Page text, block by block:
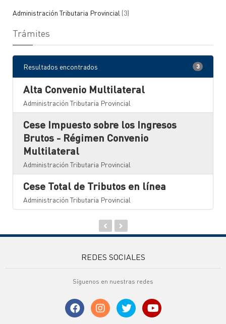
Administración Tributaria Provincial (3)
Trámites
Resultados encontrados 3
Alta Convenio Multilateral
Administración Tributaria Provincial
Cese Impuesto sobre los Ingresos
Brutos - Régimen Convenio
Multilateral
Administración Tributaria Provincial
Cese Total de Tributos en línea
Administración Tributaria Provincial
REDES SOCIALES
Síguenos en nuestras redes